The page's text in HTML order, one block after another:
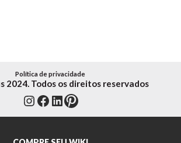
Instagram
Facebook
LinkedIn
Pinterest
Política de privacidade
2024. Todos os direitos reservados